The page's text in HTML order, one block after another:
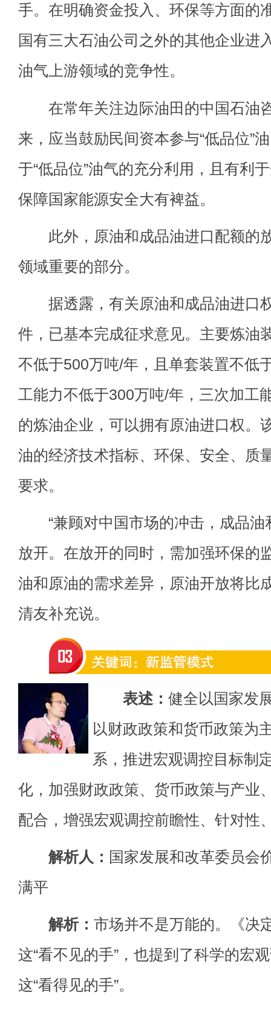
手。在明确资金投入、环保等方面的
国有三大石油公司之外的其他企业进
油气上游领域的竞争性。
在常年关注边际油田的中国石油
来，应当鼓励民间资本参与“低品位”
于“低品位”油气的充分利用，且有利
保障国家能源安全大有裨益。
此外，原油和成品油进口配额的
领域重要的部分。
据透露，有关原油和成品油进口
件，已基本完成征求意见。主要炼油
不低于500万吨/年，且单套装置不低
工能力不低于300万吨/年，三次加工
的炼油企业，可以拥有原油进口权。
油的经济技术指标、环保、安全、质
要求。
“兼顾对中国市场的冲击，成品油
放开。在放开的同时，需加强环保的
油和原油的需求差异，原油开放将比
清友补充说。
表述： 健全以国家发
以财政政策和货币政策为
系，推进宏观调控目标制
化，加强财政政策、货币政策与产业
配合，增强宏观调控前瞻性、针对性
解析人： 国家发展和改革委员会
满平
解析： 市场并不是万能的。《决
这“看不见的手”，也提到了科学的宏
这“看得见的手”。